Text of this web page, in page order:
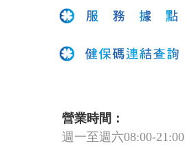
營業時間：
週一至週六08:00-21:00